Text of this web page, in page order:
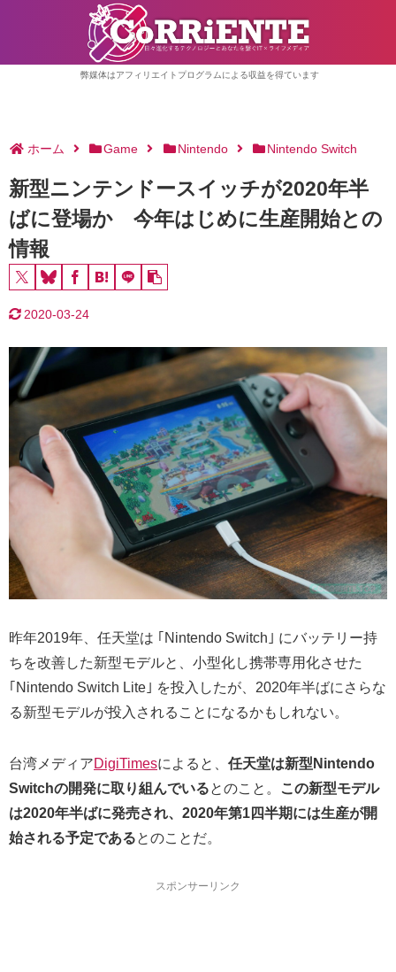
弊媒体はアフィリエイトプログラムによる収益を得ています
ホーム Game Nintendo Nintendo Switch
新型ニンテンドースイッチが2020年半
ばに登場か 今年はじめに生産開始との
情報
2020-03-24
昨年2019年、任天堂は ｢Nintendo Switch｣ にバッテリー持
ちを改善した新型モデルと、小型化し携帯専用化させた
｢Nintendo Switch Lite｣ を投入したが、2020年半ばにさらな
る新型モデルが投入されることになるかもしれない。
台湾メディアDigiTimesによると、 任天堂は新型Nintendo
Switchの開発に取り組んでいるとのこと。
この新型モデル
は2020年半ばに発売され、2020年第1四半期には生産が開
始される予定であるとのことだ。
スポンサーリンク